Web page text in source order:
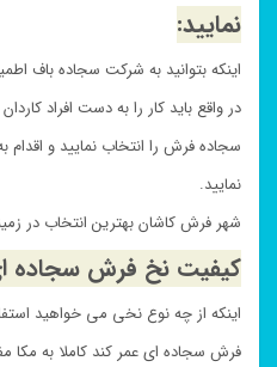
نمایید:
اینکه بتوانید به شرکت سجاده باف
در واقع باید کار را به دست افراد
سجاده فرش را انتخاب نمایید و
نمایید.
شهر فرش کاشان بهترین انتخاب در
کیفیت نخ فرش سجاده
اینکه از چه نوع نخی می خواهید
فرش سجاده ای عمر کند کاملا به